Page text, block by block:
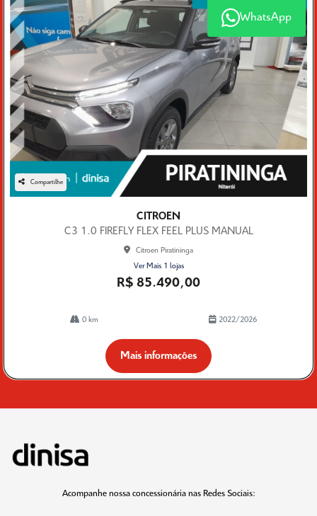
Compartilhe
CITROEN
C3 1.0 FIREFLY FLEX FEEL PLUS MANUAL
Citroen Piratininga
Ver Mais 1 lojas
R$ 85.490,00
0 km 2022/2026
Mais informações
Acompanhe nossa concessionária nas Redes Sociais:
WhatsApp